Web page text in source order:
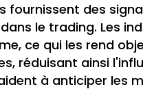
fournissent des
le trading. Les
ce qui les rend
réduisant ainsi
à anticiper les